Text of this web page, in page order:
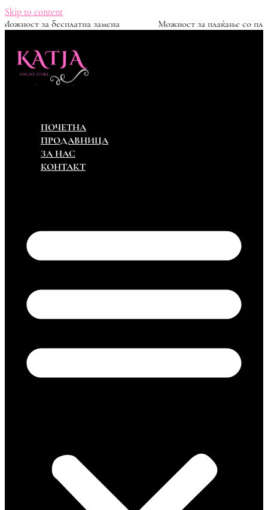
Skip to content
Можност за бесплатна замена Можност за
ПОЧЕТНА
ПРОДАВНИЦА
ЗА НАС
КОНТАКТ